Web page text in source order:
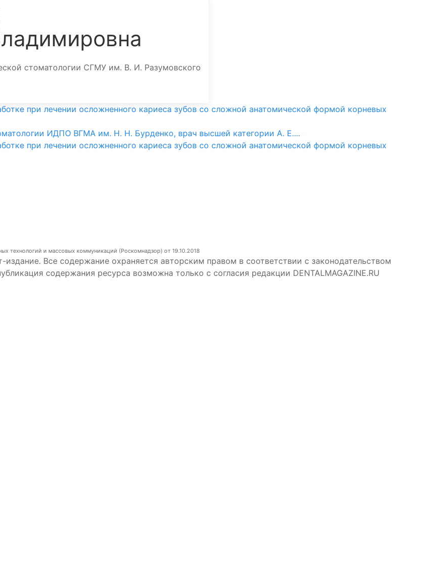
стоматологии СГМУ им. В. И. Разумовского
при лечении осложненного кариеса зубов со сложной анатомической формой корневых
ИДПО ВГМА им. Н. Н. Бурденко, врач высшей категории А. Е....
при лечении осложненного кариеса зубов со сложной анатомической формой корневых
технологий и массовых коммуникаций (Роскомнадзор) от 19.10.2018
Все содержание охраняется авторским правом в соответствии с законодательством
содержания ресурса возможна только с согласия редакции DENTALMAGAZINE.RU